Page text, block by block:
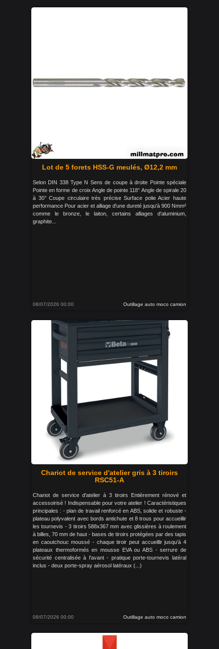
Lot de 5 forets HSS-G meulés, Ø12,2 mm
Selon DIN 338 Type N Sens de coupe à droite Pointe spéciale
Pointe en forme de croix Angle de pointe 118° Angle de spirale 20
à 30° Coupe circulaire très précise Surface polie Acier haute
performance Pour acier et alliage d'une dureté jusqu'à 900 Nmm²
comme le bronze, le laiton, certains alliages d'aluminium,
graphite...
08/07/2026 00:00 Outillage auto moco camion
Chariot de service d'atelier gris à 3 tiroirs
RSC51-A
Chariot de service d'atelier à 3 tiroirs Entièrement rénové et
accessoirisé ! Indispensable pour votre atelier ! Caractéristiques
principales : - plan de travail renforcé en ABS, solide et robuste -
plateau polyvalent avec bords antichute et 8 trous pour accueillir
les tournevis - 3 tiroirs 588x367 mm avec glissières à roulement
à billes, 70 mm de haut - bases de tiroirs protégées par des tapis
en caoutchouc moussé - chaque tiroir peut accueillir jusqu'à 4
plateaux thermoformés en mousse EVA ou ABS - serrure de
sécurité centralisée à l'avant - pratique porte-tournevis latéral
inclus - deux porte-spray aérosol latéraux (...)
08/07/2026 00:00 Outillage auto moco camion